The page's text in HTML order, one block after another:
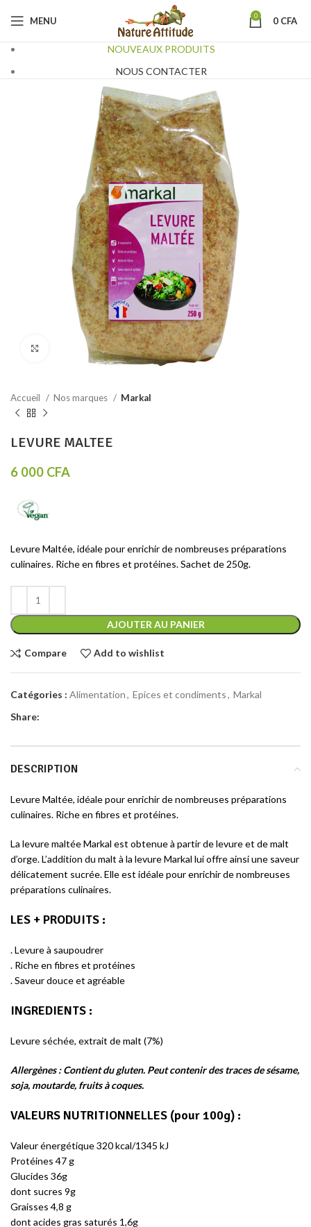
MENU 0 0 CFA
NOUVEAUX PRODUITS
NOUS CONTACTER
Click to enlarge
Accueil Nos marques Markal
LEVURE MALTEE
6 000 CFA
Levure Maltée, idéale pour enrichir de nombreuses préparations
culinaires. Riche en fibres et protéines. Sachet de 250g.
AJOUTER AU PANIER
Compare Add to wishlist
Catégories : Alimentation, Epices et condiments, Markal
Share:
DESCRIPTION
Levure Maltée, idéale pour enrichir de nombreuses préparations
culinaires. Riche en fibres et protéines.
La levure maltée Markal est obtenue à partir de levure et de malt
d’orge. L’addition du malt à la levure Markal lui offre ainsi une saveur
délicatement sucrée. Elle est idéale pour enrichir de nombreuses
préparations culinaires.
LES + PRODUITS :
. Levure à saupoudrer
. Riche en fibres et protéines
. Saveur douce et agréable
INGREDIENTS :
Levure séchée, extrait de malt (7%)
Allergènes : Contient du gluten. Peut contenir des traces de sésame,
soja, moutarde, fruits à coques.
VALEURS NUTRITIONNELLES (pour 100g) :
Valeur énergétique 320 kcal/1345 kJ
Protéines 47 g
Glucides 36g
dont sucres 9g
Graisses 4,8 g
dont acides gras saturés 1,6g